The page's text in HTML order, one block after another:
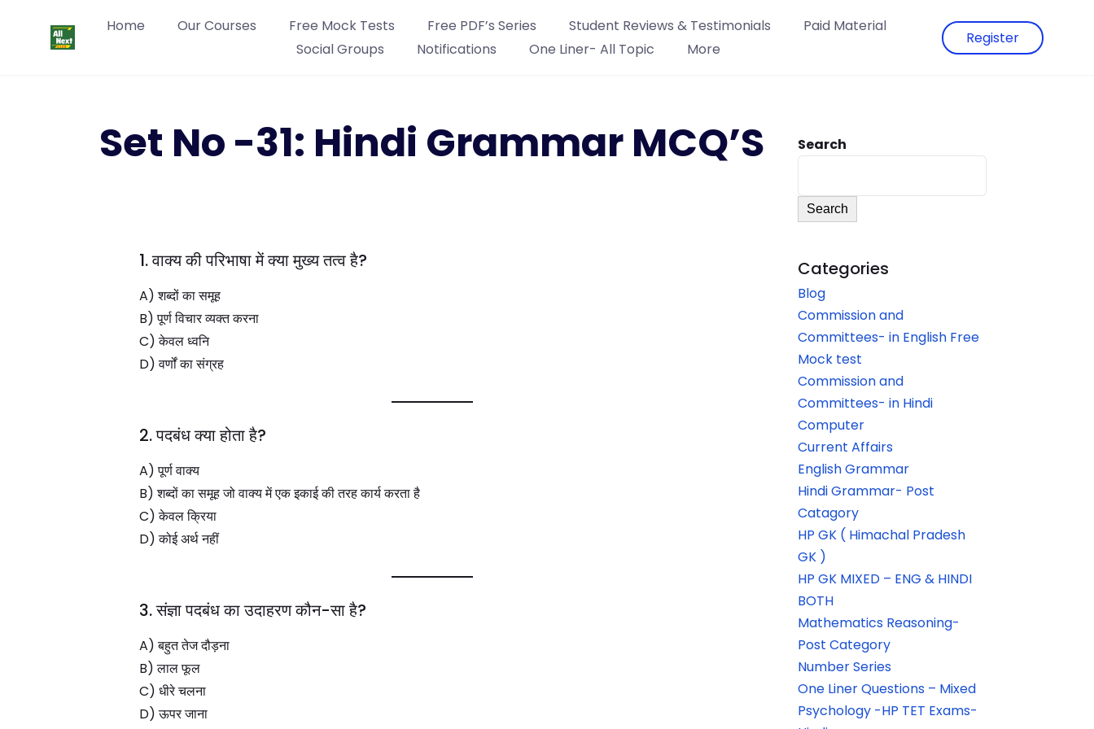
Home Our Courses Free Mock Tests Free PDF’s Series Student Reviews & Testimonials
Paid Material
Social Groups
Notifications One Liner- All Topic More
Register
Set No -31: Hindi Grammar MCQ’S
1. वाक्य की परिभाषा में क्या मुख्य तत्व है?
A) शब्दों का समूह
B) पूर्ण विचार व्यक्त करना
C) केवल ध्वनि
D) वर्णों का संग्रह
2. पदबंध क्या होता है?
A) पूर्ण वाक्य
B) शब्दों का समूह जो वाक्य में एक इकाई की तरह कार्य करता है
C) केवल क्रिया
D) कोई अर्थ नहीं
3. संज्ञा पदबंध का उदाहरण कौन-सा है?
A) बहुत तेज दौड़ना
B) लाल फूल
C) धीरे चलना
D) ऊपर जाना
Search
Search
Categories
Blog
Commission and
Committees- in English Free
Mock test
Commission and
Committees- in Hindi
Computer
Current Affairs
English Grammar
Hindi Grammar- Post
Catagory
HP GK ( Himachal Pradesh
GK )
HP GK MIXED – ENG & HINDI
BOTH
Mathematics Reasoning-
Post Category
Number Series
One Liner Questions – Mixed
Psychology -HP TET Exams-